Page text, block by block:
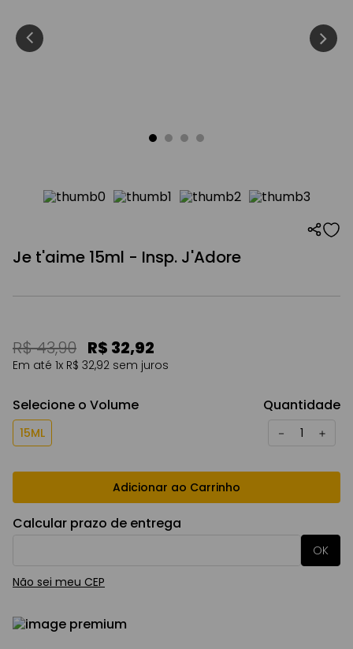
Je t'aime 15ml - Insp. J'Adore
R$43,90 R$ 32,92
Em até 1x R$ 32,92 sem juros
Selecione o Volume
15ML
Quantidade
＋
－
Adicionar ao Carrinho
Calcular prazo de entrega
Não sei meu CEP